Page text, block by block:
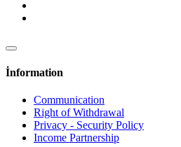
İnformation
Communication
Right of Withdrawal
Privacy - Security Policy
Income Partnership